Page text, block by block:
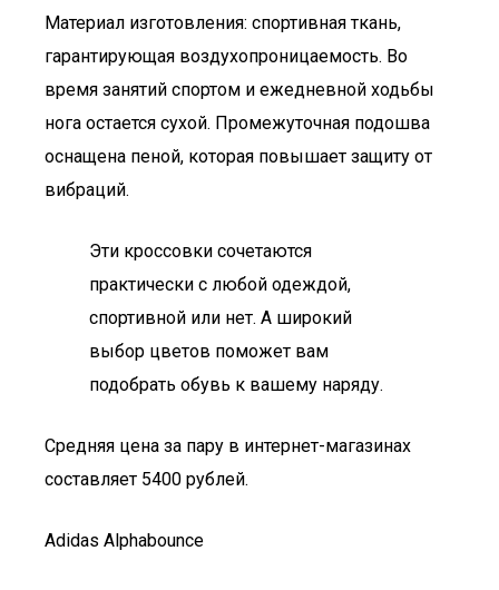
Материал изготовления: спортивная ткань,
гарантирующая воздухопроницаемость. Во
время занятий спортом и ежедневной ходьбы
нога остается сухой. Промежуточная подошва
оснащена пеной, которая повышает защиту от
вибраций.
Эти кроссовки сочетаются
практически с любой одеждой,
спортивной или нет. А широкий
выбор цветов поможет вам
подобрать обувь к вашему наряду.
Средняя цена за пару в интернет-магазинах
составляет 5400 рублей.
Adidas Alphabounce